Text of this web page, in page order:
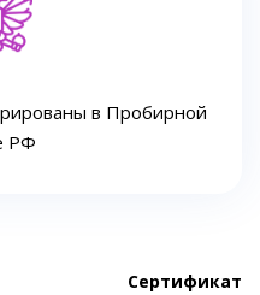
в Пробирной
РФ
Сертификат